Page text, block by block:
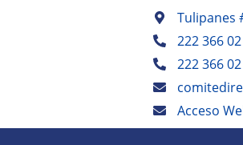
Tulipanes
222 366
222 366 02
Acceso